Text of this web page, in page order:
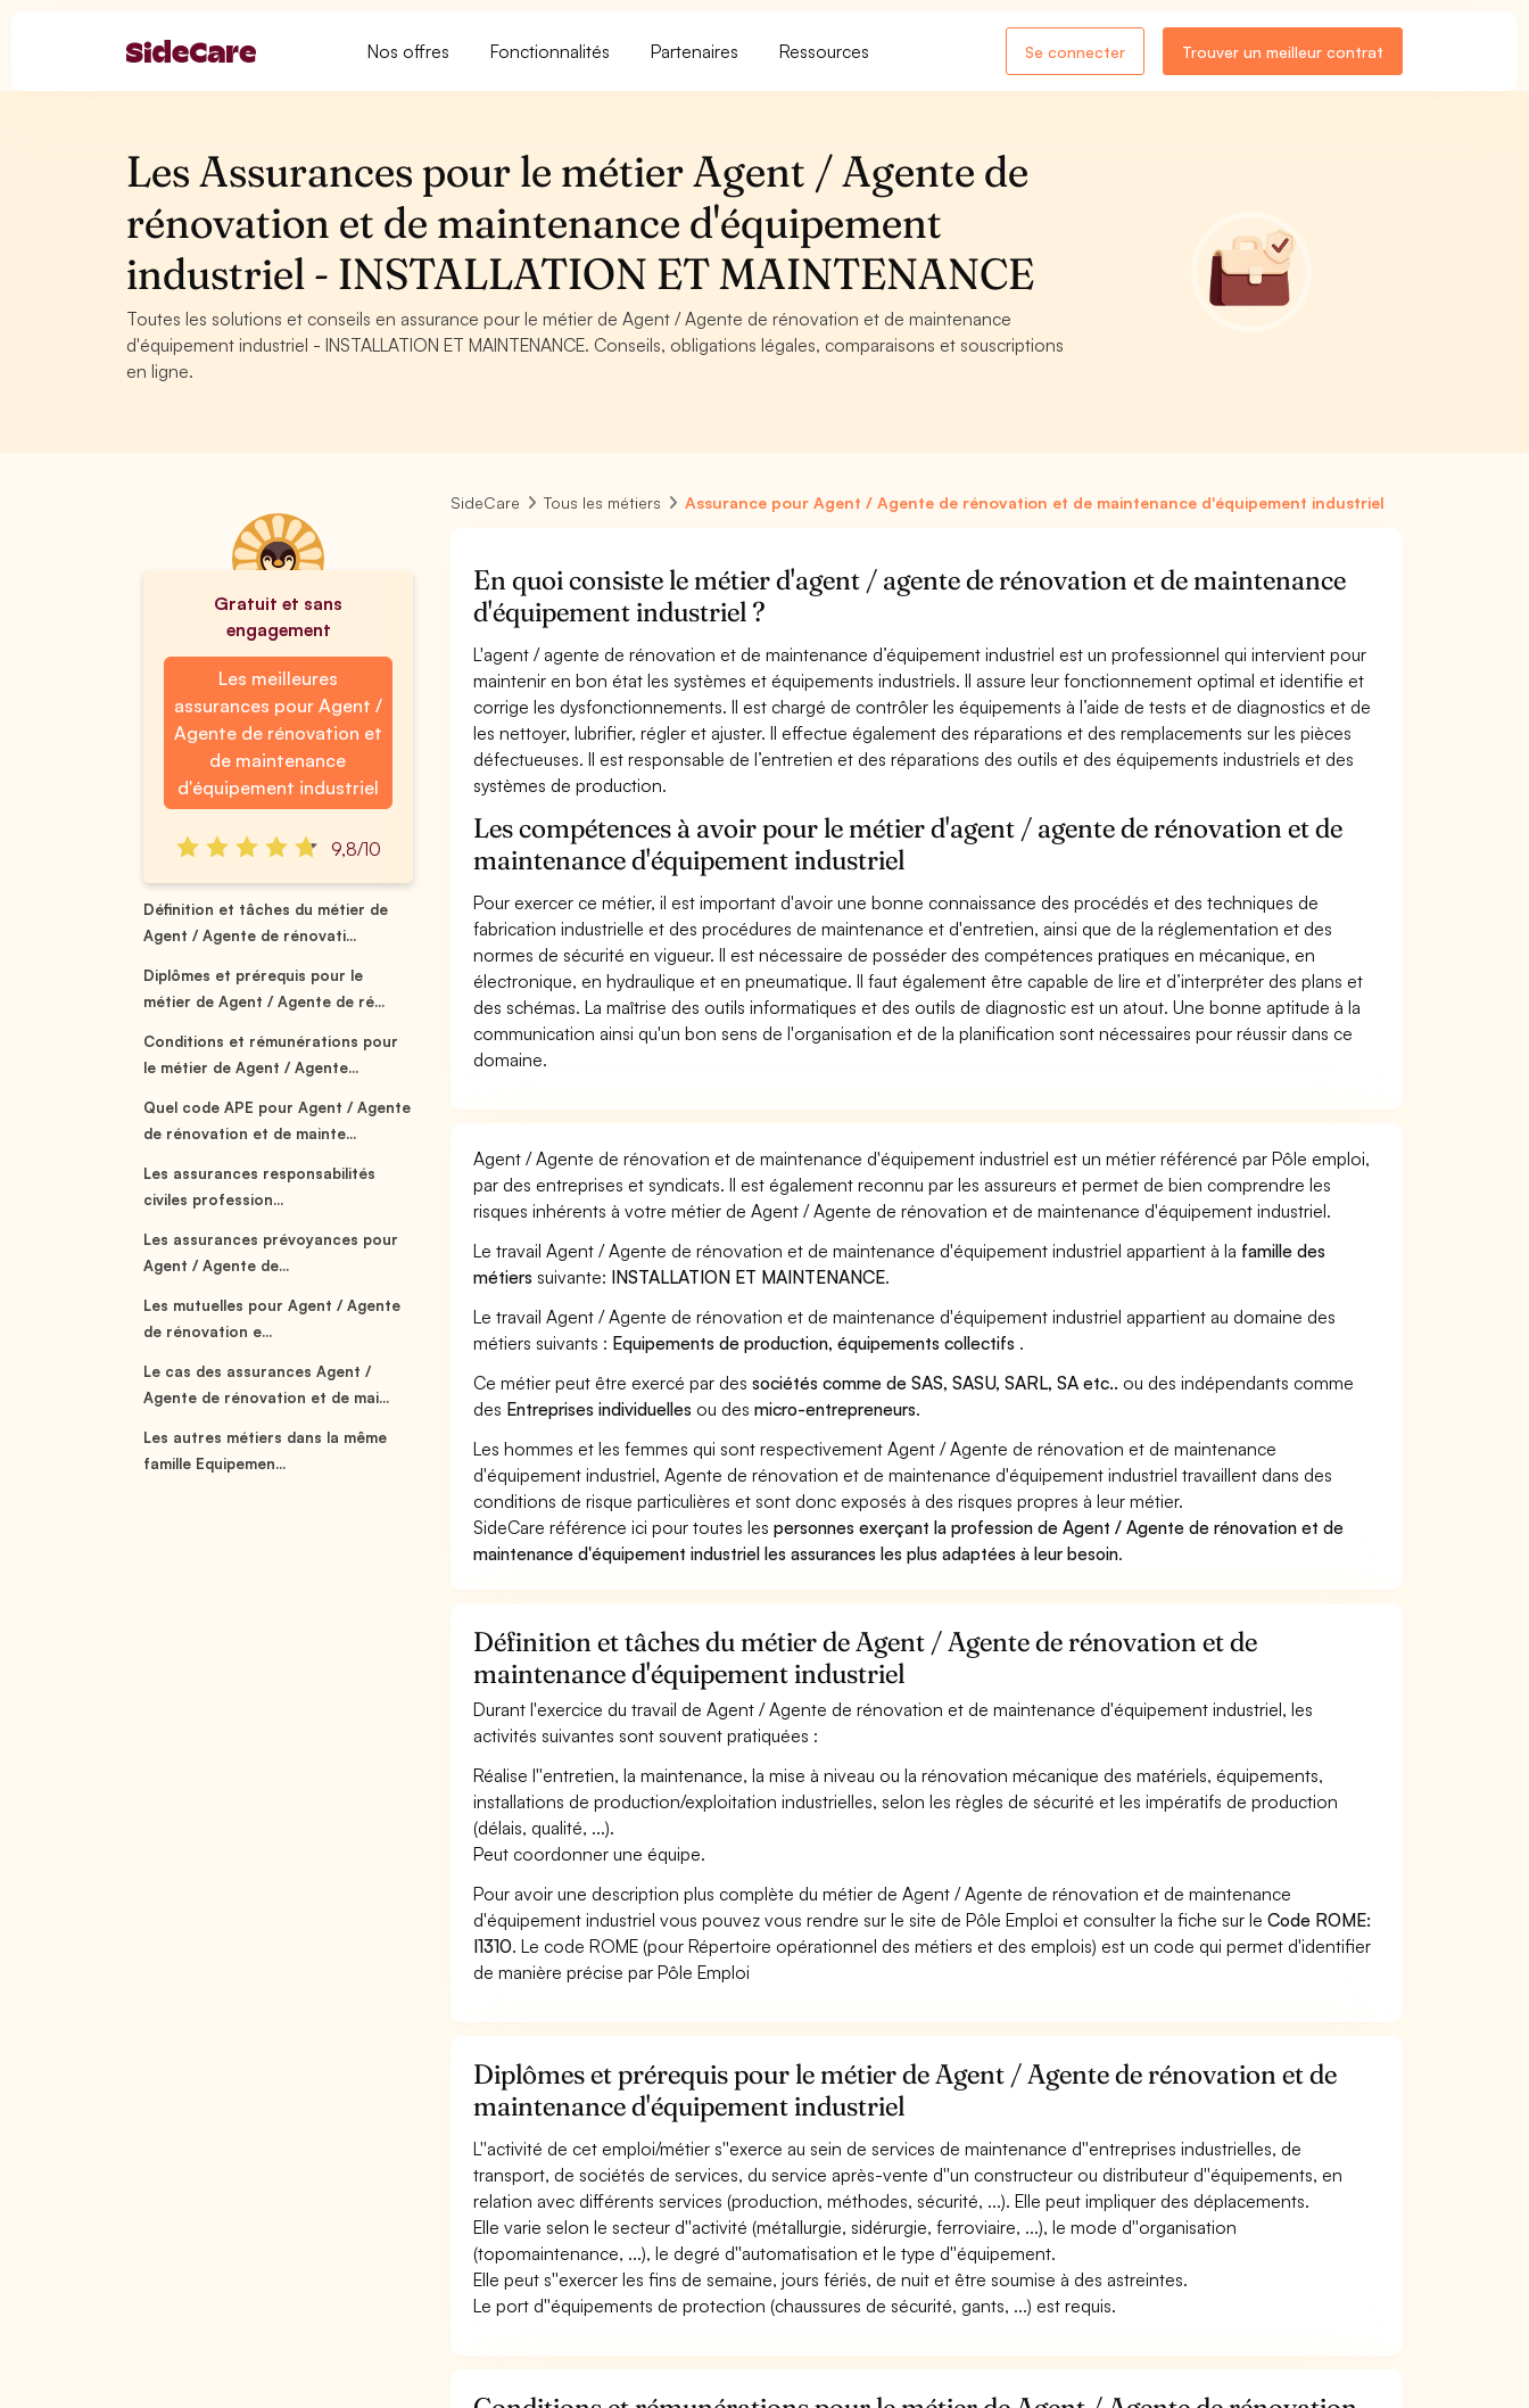
Nos offres Fonctionnalités Partenaires Ressources Se connecter Trouver un meilleur contrat
Les Assurances pour le métier Agent / Agente de
rénovation et de maintenance d'équipement
industriel - INSTALLATION ET MAINTENANCE
Toutes les solutions et conseils en assurance pour le métier de Agent / Agente de rénovation et de maintenance
d'équipement industriel - INSTALLATION ET MAINTENANCE. Conseils, obligations légales, comparaisons et souscriptions
en ligne.
Gratuit et sans
engagement
Les meilleures
assurances pour Agent /
Agente de rénovation et
de maintenance
d'équipement industriel
9,8/10
Définition et tâches du métier de
Agent / Agente de rénovati...
Diplômes et prérequis pour le
métier de Agent / Agente de ré...
Conditions et rémunérations pour
le métier de Agent / Agente...
Quel code APE pour Agent / Agente
de rénovation et de mainte...
Les assurances responsabilités
civiles profession...
Les assurances prévoyances pour
Agent / Agente de...
Les mutuelles pour Agent / Agente
de rénovation e...
Le cas des assurances Agent /
Agente de rénovation et de mai...
Les autres métiers dans la même
famille Equipemen...
SideCare Tous les métiers Assurance pour Agent / Agente de rénovation et de maintenance d'équipement industriel
En quoi consiste le métier d'agent / agente de rénovation et de maintenance
d'équipement industriel ?
L'agent / agente de rénovation et de maintenance d’équipement industriel est un professionnel qui intervient pour
maintenir en bon état les systèmes et équipements industriels. Il assure leur fonctionnement optimal et identifie et
corrige les dysfonctionnements. Il est chargé de contrôler les équipements à l’aide de tests et de diagnostics et de
les nettoyer, lubrifier, régler et ajuster. Il effectue également des réparations et des remplacements sur les pièces
défectueuses. Il est responsable de l’entretien et des réparations des outils et des équipements industriels et des
systèmes de production.
Les compétences à avoir pour le métier d'agent / agente de rénovation et de
maintenance d'équipement industriel
Pour exercer ce métier, il est important d'avoir une bonne connaissance des procédés et des techniques de
fabrication industrielle et des procédures de maintenance et d'entretien, ainsi que de la réglementation et des
normes de sécurité en vigueur. Il est nécessaire de posséder des compétences pratiques en mécanique, en
électronique, en hydraulique et en pneumatique. Il faut également être capable de lire et d’interpréter des plans et
des schémas. La maîtrise des outils informatiques et des outils de diagnostic est un atout. Une bonne aptitude à la
communication ainsi qu'un bon sens de l'organisation et de la planification sont nécessaires pour réussir dans ce
domaine.
Agent / Agente de rénovation et de maintenance d'équipement industriel est un métier référencé par Pôle emploi,
par des entreprises et syndicats. Il est également reconnu par les assureurs et permet de bien comprendre les
risques inhérents à votre métier de Agent / Agente de rénovation et de maintenance d'équipement industriel.
Le travail Agent / Agente de rénovation et de maintenance d'équipement industriel appartient à la famille des
métiers suivante: INSTALLATION ET MAINTENANCE.
Le travail Agent / Agente de rénovation et de maintenance d'équipement industriel appartient au domaine des
métiers suivants : Equipements de production, équipements collectifs .
Ce métier peut être exercé par dessociétés comme de SAS, SASU, SARL, SA etc.. ou des indépendants comme
des Entreprises individuelles ou desmicro-entrepreneurs.
Les hommes et les femmes qui sont respectivement Agent / Agente de rénovation et de maintenance
d'équipement industriel, Agente de rénovation et de maintenance d'équipement industriel travaillent dans des
conditions de risque particulières et sont donc exposés à des risques propres à leur métier.
SideCare référence ici pour toutes lespersonnes exerçant la profession de Agent / Agente de rénovation et de
maintenance d'équipement industriel les assurances les plus adaptées à leur besoin.
Définition et tâches du métier de Agent / Agente de rénovation et de
maintenance d'équipement industriel
Durant l'exercice du travail de Agent / Agente de rénovation et de maintenance d'équipement industriel, les
activités suivantes sont souvent pratiquées :
Réalise l''entretien, la maintenance, la mise à niveau ou la rénovation mécanique des matériels, équipements,
installations de production/exploitation industrielles, selon les règles de sécurité et les impératifs de production
(délais, qualité, ...).
Peut coordonner une équipe.
Pour avoir une description plus complète du métier de Agent / Agente de rénovation et de maintenance
d'équipement industriel vous pouvez vous rendre sur le site de Pôle Emploi et consulter la fiche sur leCode ROME:
I1310. Le code ROME (pour Répertoire opérationnel des métiers et des emplois) est un code qui permet d'identifier
de manière précise par Pôle Emploi
Diplômes et prérequis pour le métier de Agent / Agente de rénovation et de
maintenance d'équipement industriel
L''activité de cet emploi/métier s''exerce au sein de services de maintenance d''entreprises industrielles, de
transport, de sociétés de services, du service après-vente d''un constructeur ou distributeur d''équipements, en
relation avec différents services (production, méthodes, sécurité, ...). Elle peut impliquer des déplacements.
Elle varie selon le secteur d''activité (métallurgie, sidérurgie, ferroviaire, ...), le mode d''organisation
(topomaintenance, ...), le degré d''automatisation et le type d''équipement.
Elle peut s''exercer les fins de semaine, jours fériés, de nuit et être soumise à des astreintes.
Le port d''équipements de protection (chaussures de sécurité, gants, ...) est requis.